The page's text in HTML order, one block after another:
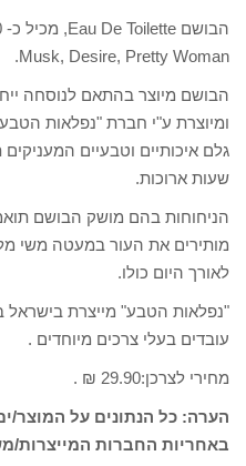
Musk, Desire, Pretty Woman.
הבושם מיוצר בהתאם לנוסחה
ומיוצרת ע"י חברת "נפלאות
גלם איכותיים וטבעיים
שעות ארוכות.
הניחוחות בהם מושק הבושם
מותירים את העור במעטה משי
לאורך היום כולו.
"נפלאות הטבע" מייצרת
עובדים בעלי צרכים מיוחדים .
מחירי לצרכן:29.90 ₪ .
הערה: כל הנתונים על
באחריות החברות המייצרות/